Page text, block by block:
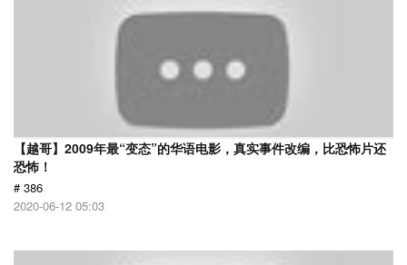
【越哥】2009年最“变态”的华语电影，真实事件改编，比恐怖片还
恐怖！
# 386
2020-06-12 05:03